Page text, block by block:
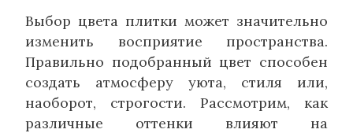
Выбор цвета плитки может значительно
изменить восприятие пространства.
Правильно подобранный цвет способен
создать атмосферу уюта, стиля или,
наоборот, строгости. Рассмотрим, как
различные оттенки влияют на